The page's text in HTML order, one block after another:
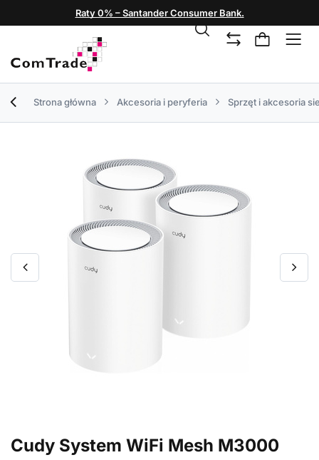
Raty 0% – Santander Consumer Bank.
Strona główna Akcesoria i peryferia Sprzęt i akcesoria
Cudy System WiFi Mesh M3000